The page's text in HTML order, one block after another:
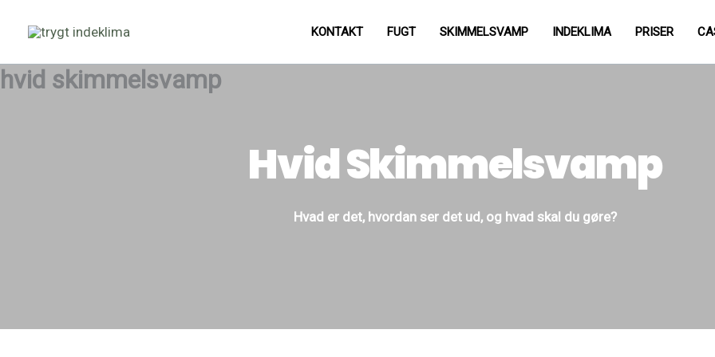
KONTAKT FUGT SKIMMELSVAMP INDEKLIMA PRISER
hvid skimmelsvamp
Hvid Skimmelsvamp
Hvad er det, hvordan ser det ud, og hvad skal du gøre?